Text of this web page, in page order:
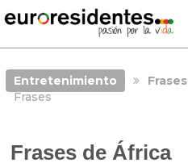
Entretenimiento
Frases
Frases de África